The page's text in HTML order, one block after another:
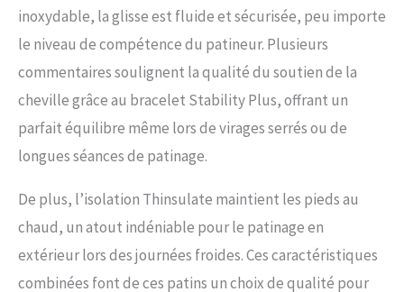
inoxydable, la glisse est fluide et sécurisée, peu importe
le niveau de compétence du patineur. Plusieurs
commentaires soulignent la qualité du soutien de la
cheville grâce au bracelet Stability Plus, offrant un
parfait équilibre même lors de virages serrés ou de
longues séances de patinage.
De plus, l’isolation Thinsulate maintient les pieds au
chaud, un atout indéniable pour le patinage en
extérieur lors des journées froides. Ces caractéristiques
combinées font de ces patins un choix de qualité pour